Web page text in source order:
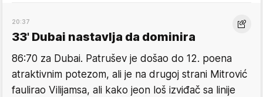
20:37
33' Dubai nastavlja da dominira
86:70 za Dubai. Patrušev je došao do 12. poena
atraktivnim potezom, ali je na drugoj strani Mitrović
faulirao Vilijamsa, ali kako jeon loš izviđač sa linije